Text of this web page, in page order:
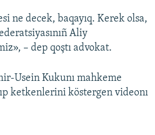
ne decek, baqayıq. Kerek olsa,
Aliy
– dep qoştı advokat.
Usein Kukunı mahkeme
ketkenlerini köstergen videonı